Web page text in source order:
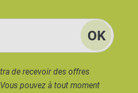
de recevoir des offres
pouvez à tout moment